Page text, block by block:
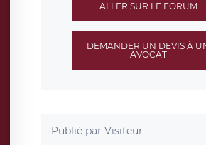
ALLER SUR LE FORUM
DEMANDER UN DEVIS À
AVOCAT
Publié par Visiteur